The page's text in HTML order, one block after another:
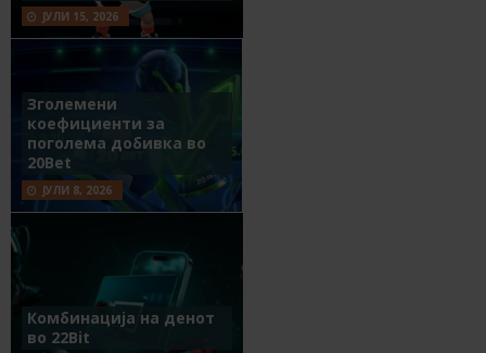
ЈУЛИ 15, 2026
Зголемени
коефициенти за
поголема добивка во
20Bet
ЈУЛИ 8, 2026
Комбинација на денот
во 22Bit